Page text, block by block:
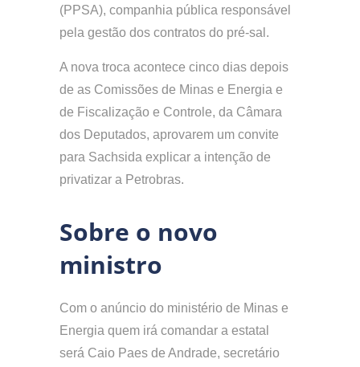
(PPSA), companhia pública responsável
pela gestão dos contratos do pré-sal.
A nova troca acontece cinco dias depois
de as Comissões de Minas e Energia e
de Fiscalização e Controle, da Câmara
dos Deputados, aprovarem um convite
para Sachsida explicar a intenção de
privatizar a Petrobras.
Sobre o novo
ministro
Com o anúncio do ministério de Minas e
Energia quem irá comandar a estatal
será Caio Paes de Andrade, secretário